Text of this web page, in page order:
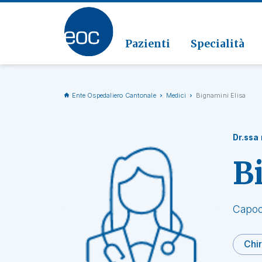
Pazienti Specialità
Vai alla sezione
Ente Ospedaliero Cantonale Medici Bignamini Elisa
Dr.ssa